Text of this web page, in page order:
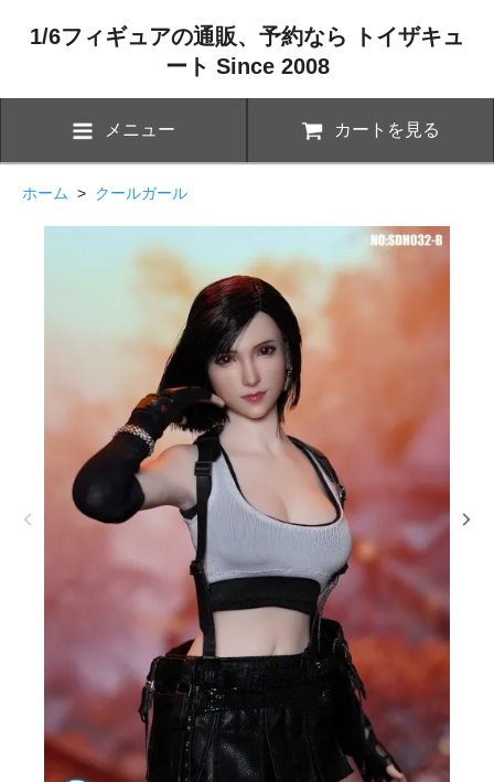
1/6フィギュアの通販、予約なら トイザキュ
ート Since 2008
メニュー カートを見る
ホーム > クールガール